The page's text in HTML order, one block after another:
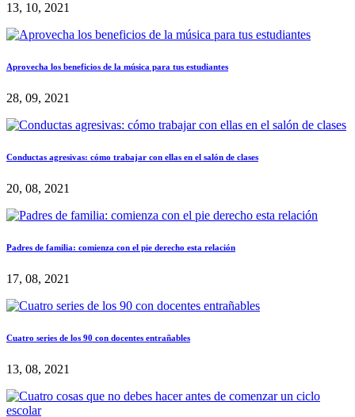
13, 10, 2021
Aprovecha los beneficios de la música para tus estudiantes
28, 09, 2021
Conductas agresivas: cómo trabajar con ellas en el salón de clases
20, 08, 2021
Padres de familia: comienza con el pie derecho esta relación
17, 08, 2021
Cuatro series de los 90 con docentes entrañables
13, 08, 2021